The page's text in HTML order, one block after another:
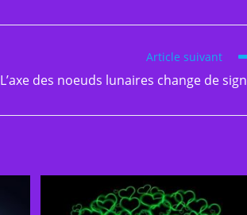
Article suivant
L’axe des noeuds lunaires change de